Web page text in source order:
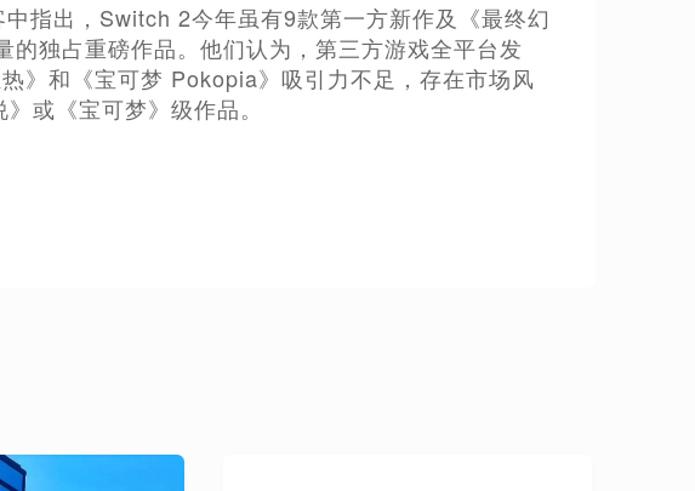
指出，Switch 2今年虽有9款第一方新作及《最终幻
独占重磅作品。他们认为，第三方游戏全平台发
》和《宝可梦 Pokopia》吸引力不足，存在市场风
或《宝可梦》级作品。